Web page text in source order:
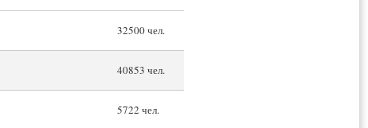
32500 чел.
40853 чел.
5722 чел.